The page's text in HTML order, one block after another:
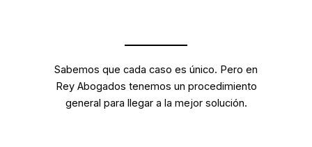
Sabemos que cada caso es único. Pero en
Rey Abogados tenemos un procedimiento
general para llegar a la mejor solución.